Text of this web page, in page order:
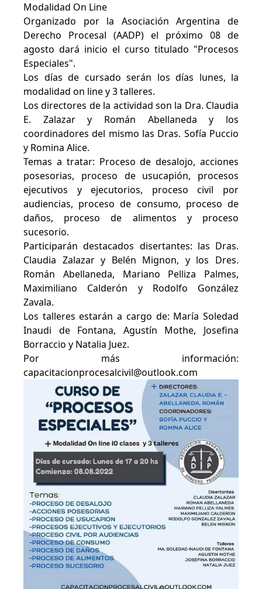
Modalidad On Line
Organizado por la Asociación Argentina de
Derecho Procesal (AADP) el próximo 08 de
agosto dará inicio el curso titulado "Procesos
Especiales".
Los días de cursado serán los días lunes, la
modalidad on line y 3 talleres.
Los directores de la actividad son la Dra. Claudia
E. Zalazar y Román Abellaneda y los
coordinadores del mismo las Dras. Sofía Puccio
y Romina Alice.
Temas a tratar: Proceso de desalojo, acciones
posesorias, proceso de usucapión, procesos
ejecutivos y ejecutorios, proceso civil por
audiencias, proceso de consumo, proceso de
daños, proceso de alimentos y proceso
sucesorio.
Participarán destacados disertantes: las Dras.
Claudia Zalazar y Belén Mignon, y los Dres.
Román Abellaneda, Mariano Pelliza Palmes,
Maximiliano Calderón y Rodolfo González
Zavala.
Los talleres estarán a cargo de: María Soledad
Inaudi de Fontana, Agustín Mothe, Josefina
Borraccio y Natalia Juez.
Por más información:
capacitacionprocesalcivil@outlook.com